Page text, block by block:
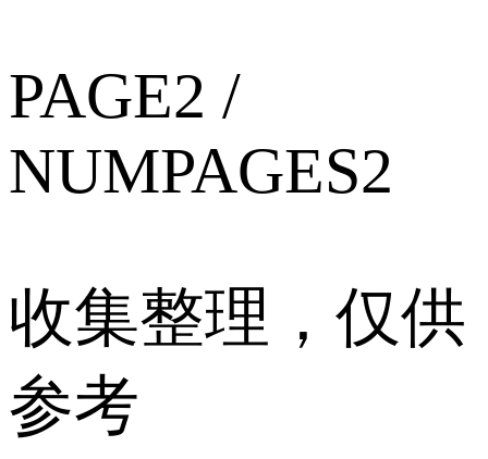
PAGE2 /
NUMPAGES2
收集整理，仅供
参考